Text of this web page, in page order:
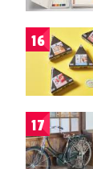
16
17